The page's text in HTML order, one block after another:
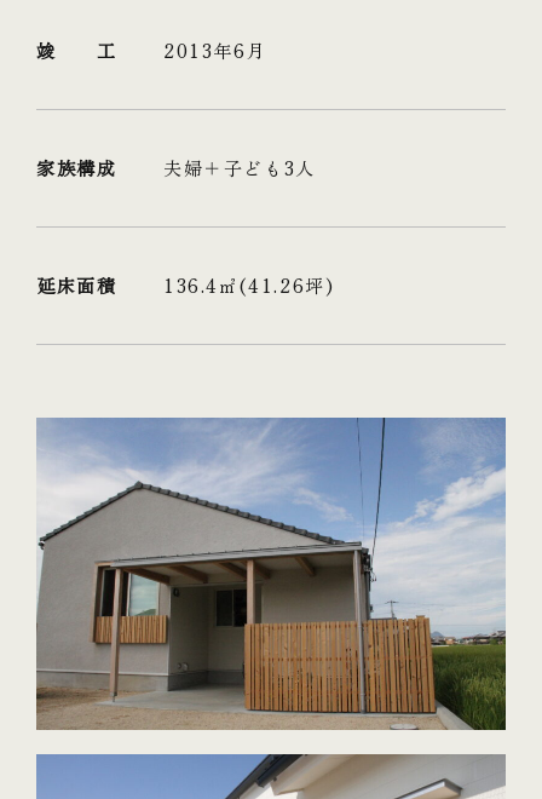
竣 工 2013年6月
家族構成 夫婦＋子ども3人
延床面積 136.4㎡(41.26坪)